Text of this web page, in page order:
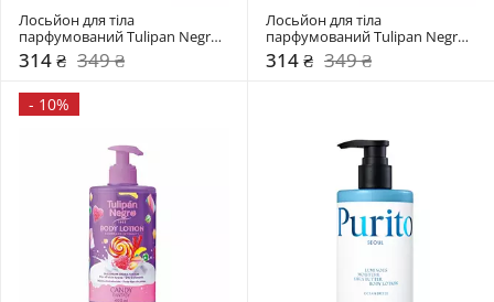
Лосьйон для тіла
парфумований Tulipan Negro
Полуничний крем
314 ₴ 349 ₴
Лосьйон для тіла
парфумований Tulipan Negro
Цукрова диня
314 ₴ 349 ₴
- 10%